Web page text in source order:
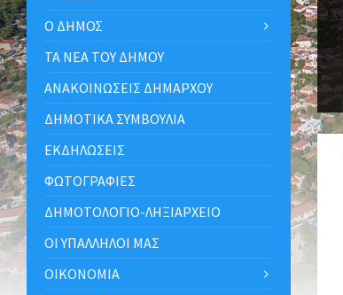
Ο ΔΉΜΟΣ
ΤΑ ΝΈΑ ΤΟΥ ΔΉΜΟΥ
ΑΝΑΚΟΙΝΩΣΕΙΣ ΔΗΜΑΡΧΟΥ
ΔΗΜΟΤΙΚΆ ΣΥΜΒΟΎΛΙΑ
ΕΚΔΗΛΏΣΕΙΣ
ΦΩΤΟΓΡΑΦΊΕΣ
ΔΗΜΟΤΟΛΌΓΙΟ-ΛΗΞΙΑΡΧΕΊΟ
ΟΙ ΥΠΆΛΛΗΛΟΙ ΜΑΣ
ΟΙΚΟΝΟΜΊΑ